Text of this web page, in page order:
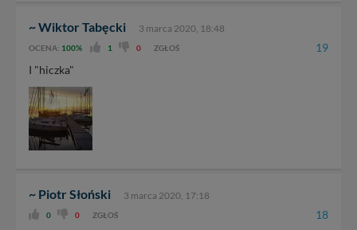
~ Wiktor Tabęcki 3 marca 2020, 18:48
OCENA: 100% 1 0 ZGŁOŚ 19
I "hiczka"
~ Piotr Słoński 3 marca 2020, 17:18
0 0 ZGŁOŚ 18